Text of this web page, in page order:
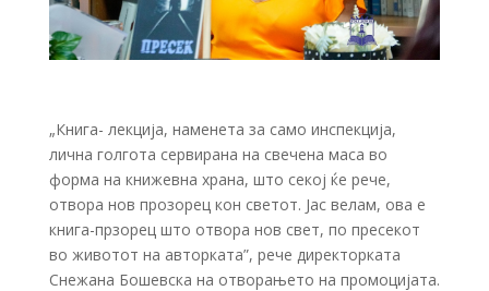
„Книга- лекција, наменета за само инспекција,
лична голгота сервирана на свечена маса во
форма на книжевна храна, што секој ќе рече,
отвора нов прозорец кон светот. Јас велам, ова е
книга-прзорец што отвора нов свет, по пресекот
во животот на авторката”, рече директорката
Снежана Бошевска на отворањето на промоцијата.